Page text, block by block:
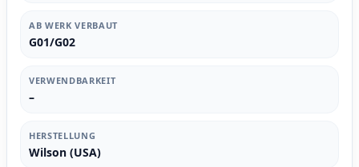
AB WERK VERBAUT
G01/G02
VERWENDBARKEIT
–
HERSTELLUNG
Wilson (USA)